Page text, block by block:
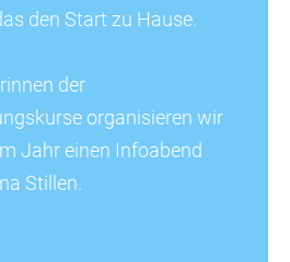
den Start zu Hause.
der
organisieren wir
Jahr einen Infoabend
Stillen.